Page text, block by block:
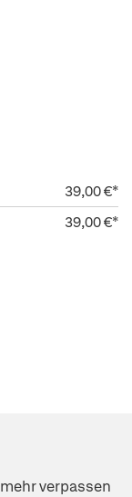
39,00 €*
39,00 €*
verpassen